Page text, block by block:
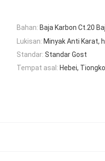
Bahan: Baja Karbon Ct.20
Lukisan: Minyak Anti Karat,
Standar: Standar Gost
Tempat asal: Hebei,